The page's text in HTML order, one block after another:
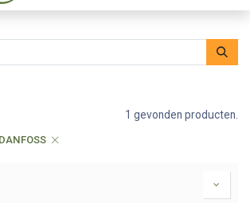
1 gevonden producten.
DANFOSS